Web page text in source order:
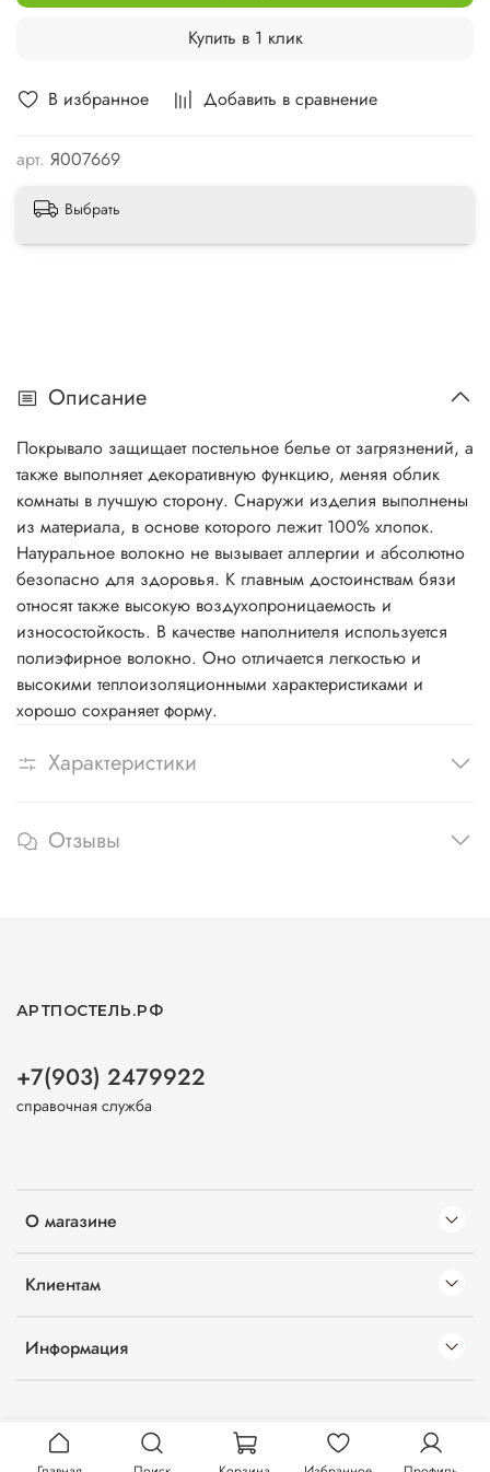
В избранное Добавить в сравнение
арт. Я007669
Купить в 1 клик
Выбрать
Описание
Покрывало защищает постельное белье от загрязнений, а
также выполняет декоративную функцию, меняя облик
комнаты в лучшую сторону. Снаружи изделия выполнены
из материала, в основе которого лежит 100% хлопок.
Натуральное волокно не вызывает аллергии и абсолютно
безопасно для здоровья. К главным достоинствам бязи
относят также высокую воздухопроницаемость и
износостойкость. В качестве наполнителя используется
полиэфирное волокно. Оно отличается легкостью и
высокими теплоизоляционными характеристиками и
хорошо сохраняет форму.
Характеристики
Отзывы
О магазине
Клиентам
Информация
АРТПОСТЕЛЬ.РФ
+7(903) 2479922
справочная служба